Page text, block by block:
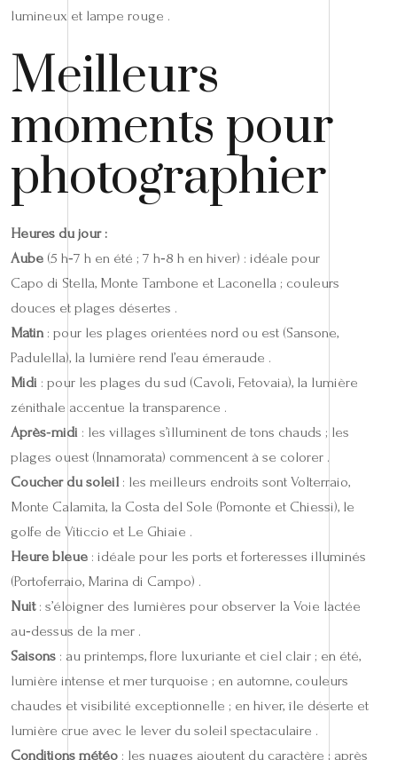
lumineux et lampe rouge .
Meilleurs
moments pour
photographier
Heures du jour :
Aube (5 h‑7 h en été ; 7 h‑8 h en hiver) : idéale pour
Capo di Stella, Monte Tambone et Laconella ; couleurs
douces et plages désertes .
Matin: pour les plages orientées nord ou est (Sansone,
Padulella), la lumière rend l’eau émeraude .
Midi : pour les plages du sud (Cavoli, Fetovaia), la lumière
zénithale accentue la transparence .
Après‑midi : les villages s’illuminent de tons chauds ; les
plages ouest (Innamorata) commencent à se colorer .
Coucher du soleil: les meilleurs endroits sont Volterraio,
Monte Calamita, la Costa del Sole (Pomonte et Chiessi), le
golfe de Viticcio et Le Ghiaie .
Heure bleue : idéale pour les ports et forteresses illuminés
(Portoferraio, Marina di Campo) .
Nuit: s’éloigner des lumières pour observer la Voie lactée
au‑dessus de la mer .
Saisons : au printemps, flore luxuriante et ciel clair ; en été,
lumière intense et mer turquoise ; en automne, couleurs
chaudes et visibilité exceptionnelle ; en hiver, île déserte et
lumière crue avec le lever du soleil spectaculaire .
Conditions météo : les nuages ajoutent du caractère ; après